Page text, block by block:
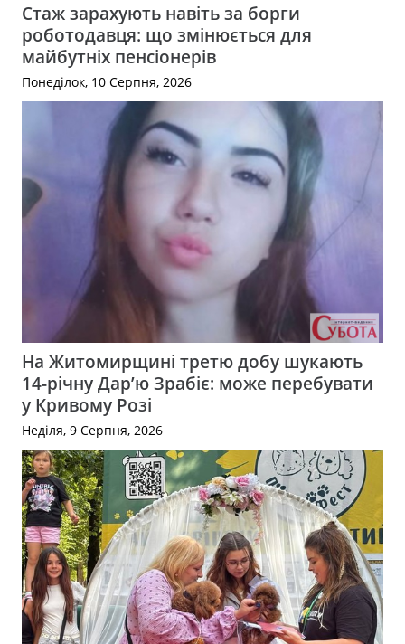
Стаж зарахують навіть за борги
роботодавця: що змінюється для
майбутніх пенсіонерів
Понеділок, 10 Серпня, 2026
На Житомирщині третю добу шукають
14-річну Дар’ю Зрабіє: може перебувати
у Кривому Розі
Неділя, 9 Серпня, 2026